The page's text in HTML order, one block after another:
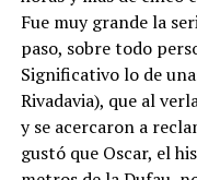
Fue muy grande la
paso, sobre todo
Significativo lo de
Rivadavia), que al
y se acercaron a
gustó que Oscar, el